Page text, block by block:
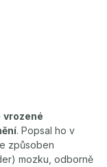
vrozené
. Popsal ho v
způsoben
mozku, odborně